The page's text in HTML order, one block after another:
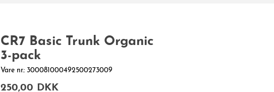
CR7 Basic Trunk Organic
3-pack
Vare nr.: 300081000492500273009
250,00 DKK